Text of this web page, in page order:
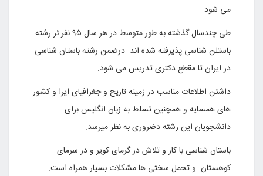
می شود.
طی چندسال گذشته به طور متوسط در هر سال ۹۵ نفر ئر رشته
باستلن شناسی پذیرفته شده اند. درضمن رشته باستان شناسی
در ایران تا مقطع دکتری تدریس می شود.
داشتن اطلاعات مناسب در زمینه تاریخ و جغرافیای ایرا و کشور
های همسایه و همچنین تسلط به زبان انگلیس برای
دانشجویان این رشته دضروری به نظر میرسد.
باستان شناسی با کار و تلاش در گرمای کویر و در سرمای
کوهستان و تحمل سختی ها مشکلات بسیار همراه است.